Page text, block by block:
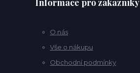
Informace pro zákazníky
O nás
Vše o nákupu
Obchodní podmínky